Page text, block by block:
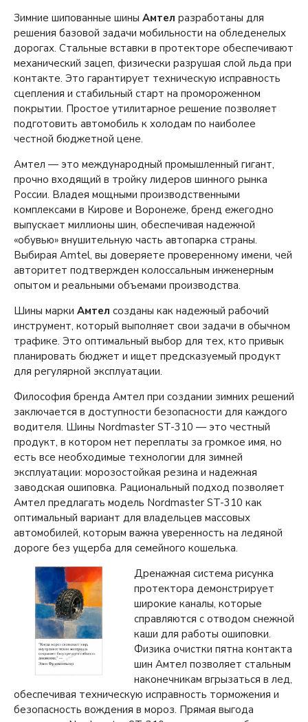
Зимние шипованные шины Амтел разработаны для
решения базовой задачи мобильности на обледенелых
дорогах. Стальные вставки в протекторе обеспечивают
механический зацеп, физически разрушая слой льда при
контакте. Это гарантирует техническую исправность
сцепления и стабильный старт на промороженном
покрытии. Простое утилитарное решение позволяет
подготовить автомобиль к холодам по наиболее
честной бюджетной цене.
Амтел — это международный промышленный гигант,
прочно входящий в тройку лидеров шинного рынка
России. Владея мощными производственными
комплексами в Кирове и Воронеже, бренд ежегодно
выпускает миллионы шин, обеспечивая надежной
«обувью» внушительную часть автопарка страны.
Выбирая Amtel, вы доверяете проверенному имени, чей
авторитет подтвержден колоссальным инженерным
опытом и реальными объемами производства.
Шины марки Амтел созданы как надежный рабочий
инструмент, который выполняет свои задачи в обычном
трафике. Это оптимальный выбор для тех, кто привык
планировать бюджет и ищет предсказуемый продукт
для регулярной эксплуатации.
Философия бренда Амтел при создании зимних решений
заключается в доступности безопасности для каждого
водителя. Шины Nordmaster ST-310 — это честный
продукт, в котором нет переплаты за громкое имя, но
есть все необходимые технологии для зимней
эксплуатации: морозостойкая резина и надежная
заводская ошиповка. Рациональный подход позволяет
Амтел предлагать модель Nordmaster ST-310 как
оптимальный вариант для владельцев массовых
автомобилей, которым важна уверенность на ледяной
дороге без ущерба для семейного кошелька.
Дренажная система рисунка
протектора демонстрирует
широкие каналы, которые
справляются с отводом снежной
каши для работы ошиповки.
Физика очистки пятна контакта
шин Амтел позволяет стальным
наконечникам вгрызаться в лед,
обеспечивая техническую исправность торможения и
безопасность вождения в мороз. Прямая выгода